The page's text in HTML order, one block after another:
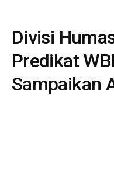
Divisi
Predikat
Sampaikan